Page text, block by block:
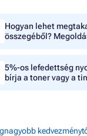
Hogyan lehet
összegéből?
5%-os lefedettség
bírja a toner vagy a